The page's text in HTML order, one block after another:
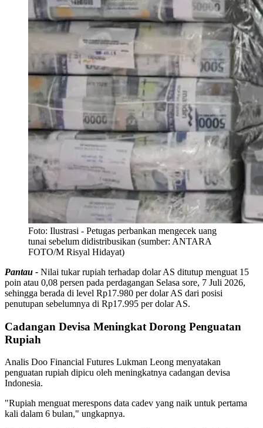
Foto: Ilustrasi - Petugas perbankan mengecek uang
tunai sebelum didistribusikan (sumber: ANTARA
FOTO/M Risyal Hidayat)
Pantau - Nilai tukar rupiah terhadap dolar AS ditutup menguat 15
poin atau 0,08 persen pada perdagangan Selasa sore, 7 Juli 2026,
sehingga berada di level Rp17.980 per dolar AS dari posisi
penutupan sebelumnya di Rp17.995 per dolar AS.
Cadangan Devisa Meningkat Dorong Penguatan
Rupiah
Analis Doo Financial Futures Lukman Leong menyatakan
penguatan rupiah dipicu oleh meningkatnya cadangan devisa
Indonesia.
"Rupiah menguat merespons data cadev yang naik untuk pertama
kali dalam 6 bulan," ungkapnya.